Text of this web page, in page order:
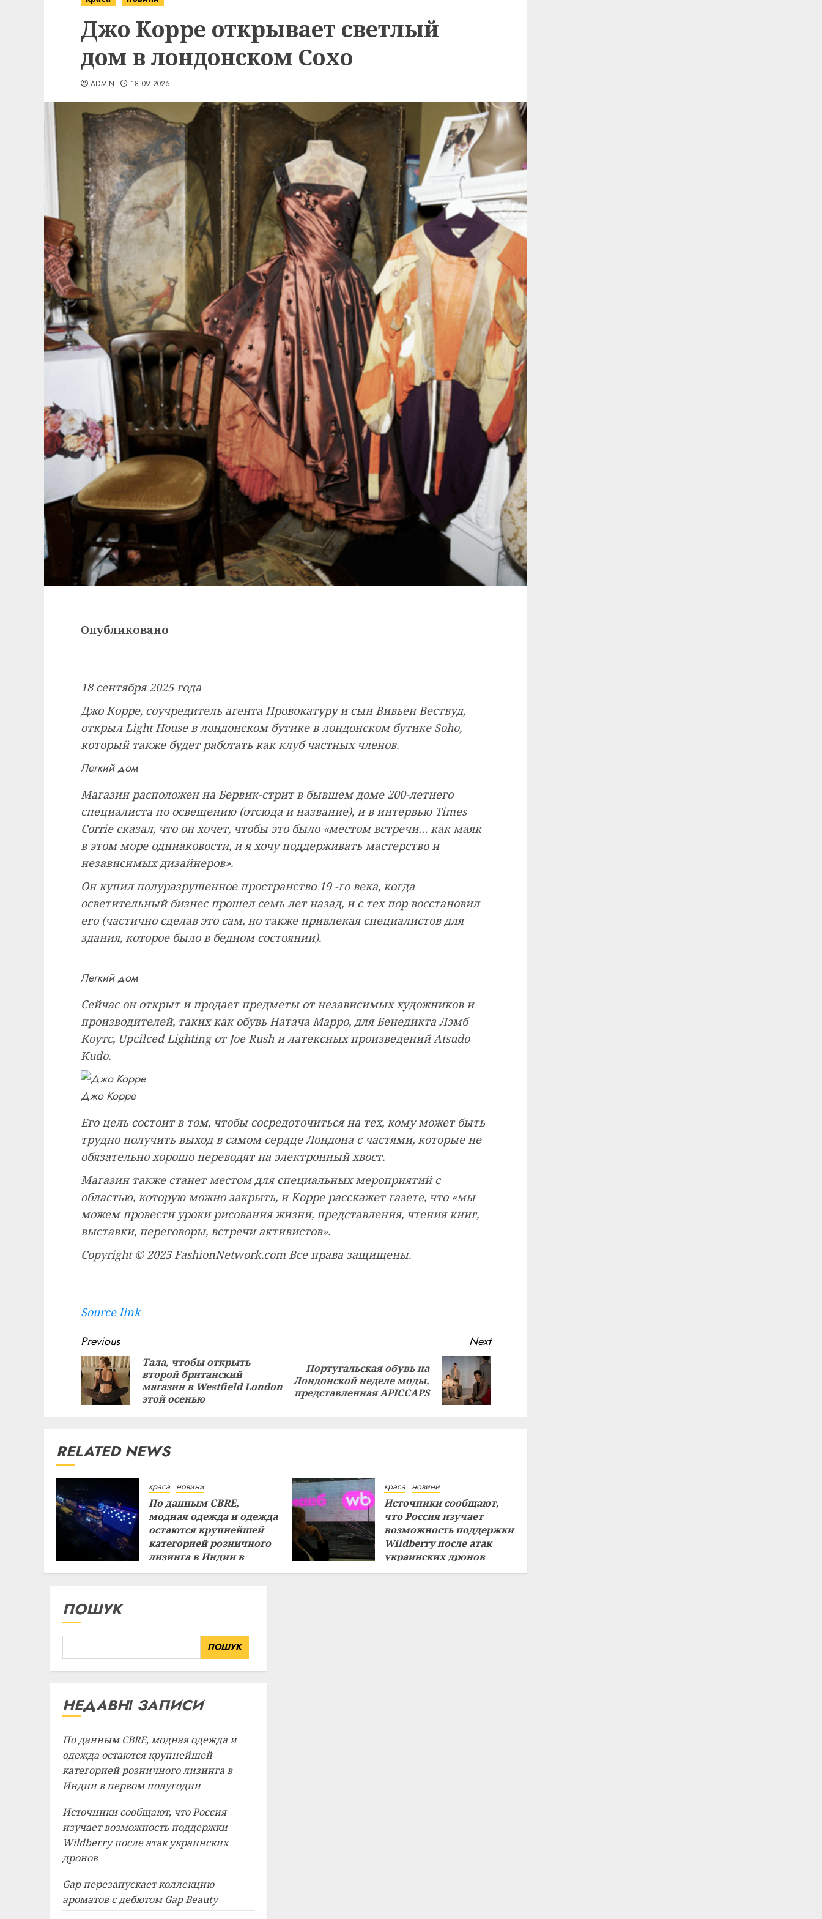
Джо Корре открывает светлый
дом в лондонском Сохо
ADMIN 18.09.2025
Опубликовано
18 сентября 2025 года
Джо Корре, соучредитель агента Провокатуру и сын Вивьен Вествуд,
открыл Light House в лондонском бутике в лондонском бутике Soho,
который также будет работать как клуб частных членов.
Легкий дом
Магазин расположен на Бервик-стрит в бывшем доме 200-летнего
специалиста по освещению (отсюда и название), и в интервью Times
Corrie сказал, что он хочет, чтобы это было «местом встречи… как маяк
в этом море одинаковости, и я хочу поддерживать мастерство и
независимых дизайнеров».
Он купил полуразрушенное пространство 19 -го века, когда
осветительный бизнес прошел семь лет назад, и с тех пор восстановил
его (частично сделав это сам, но также привлекая специалистов для
здания, которое было в бедном состоянии).
Легкий дом
Сейчас он открыт и продает предметы от независимых художников и
производителей, таких как обувь Натача Марро, для Бенедикта Лэмб
Коутс, Upcilced Lighting от Joe Rush и латексных произведений Atsudo
Kudo.
Джо Корре
Его цель состоит в том, чтобы сосредоточиться на тех, кому может быть
трудно получить выход в самом сердце Лондона с частями, которые не
обязательно хорошо переводят на электронный хвост.
Магазин также станет местом для специальных мероприятий с
областью, которую можно закрыть, и Корре расскажет газете, что «мы
можем провести уроки рисования жизни, представления, чтения книг,
выставки, переговоры, встречи активистов».
Copyright © 2025 FashionNetwork.com Все права защищены.
Source link
Continue
Reading
Previous
Previous
post:
Тала, чтобы открыть
второй британский
магазин в Westfield London
этой осенью
Next
Next
post:
Португальская обувь на
Лондонской неделе моды,
представленная APICCAPS
RELATED NEWS
краса новини
По данным CBRE,
модная одежда и одежда
остаются крупнейшей
категорией розничного
лизинга в Индии в
первом полугодии
краса новини
Источники сообщают,
что Россия изучает
возможность поддержки
Wildberry после атак
украинских дронов
29.07.2026
ПОШУК
ПОШУК
НЕДАВНІ ЗАПИСИ
По данным CBRE, модная одежда и
одежда остаются крупнейшей
категорией розничного лизинга в
Индии в первом полугодии
Источники сообщают, что Россия
изучает возможность поддержки
Wildberry после атак украинских
дронов
Gap перезапускает коллекцию
ароматов с дебютом Gap Beauty